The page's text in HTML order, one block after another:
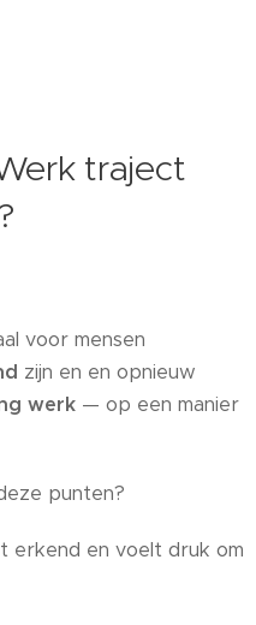
traject
voor mensen
zijn en en opnieuw
werk — op een manier
punten?
erkend en voelt druk om